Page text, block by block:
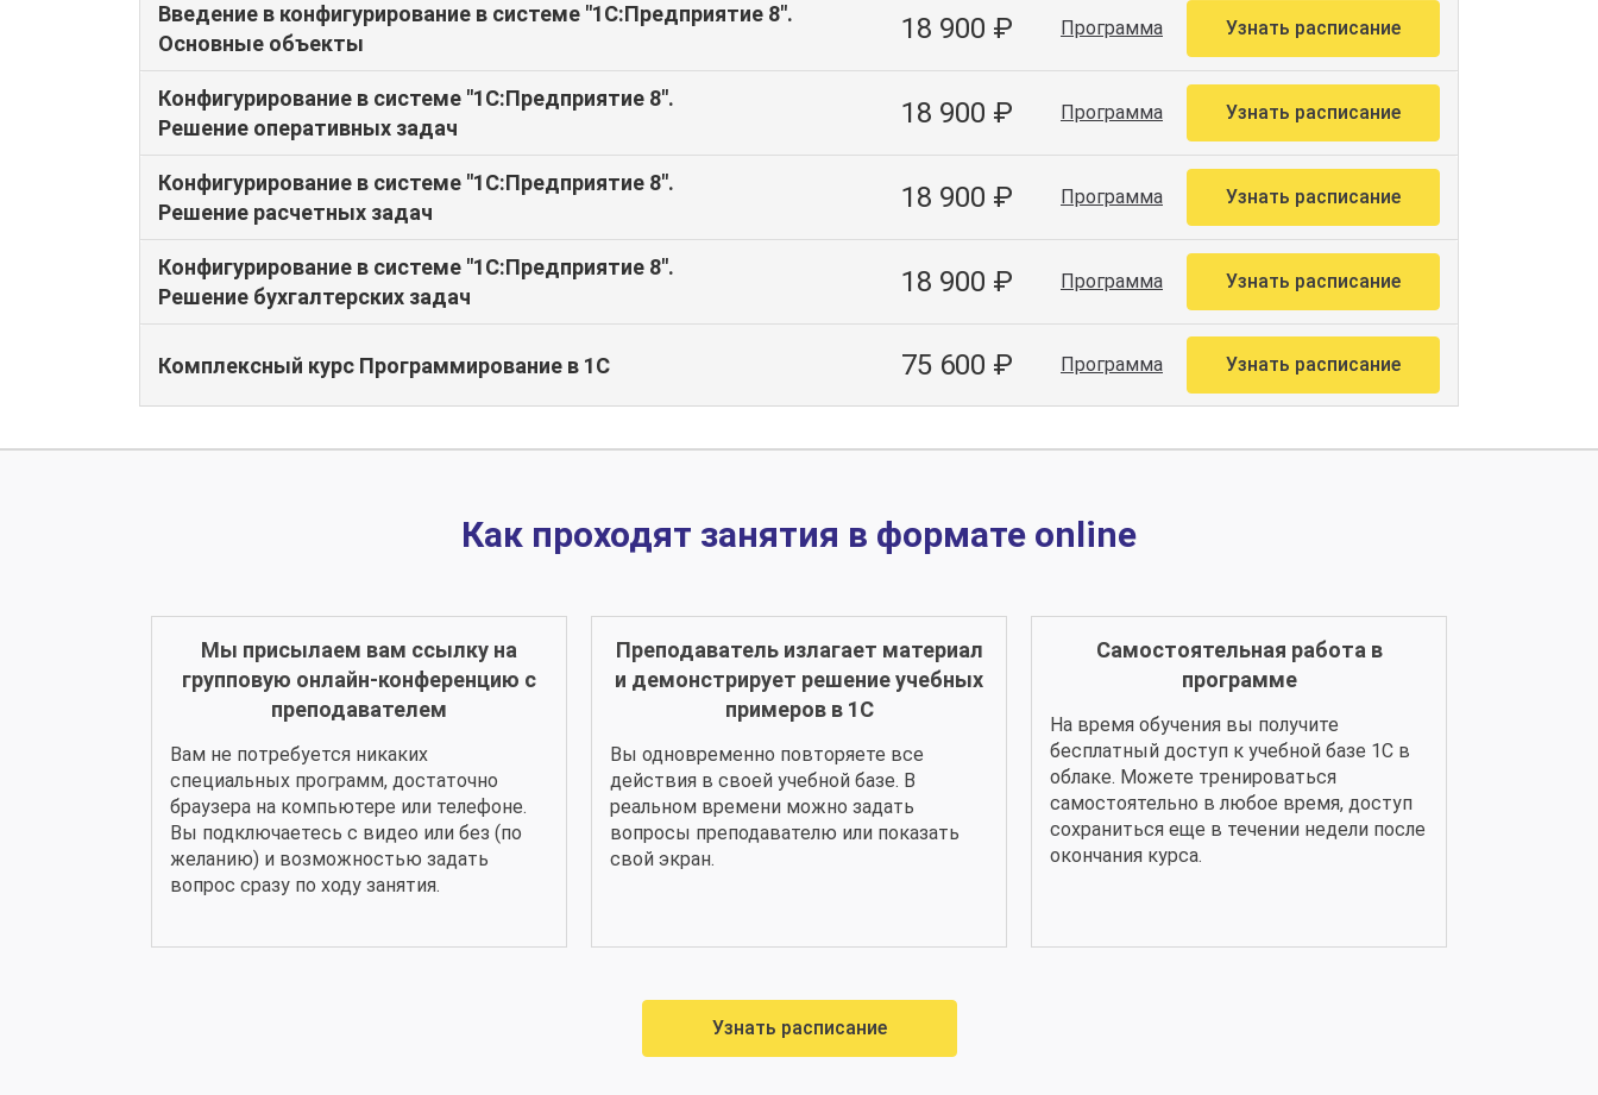
Введение в конфигурирование в системе "1С:Предприятие 8".
Основные объекты
18 900 ₽ Программа Узнать расписание
Конфигурирование в системе "1С:Предприятие 8".
Решение оперативных задач
18 900 ₽ Программа Узнать расписание
Конфигурирование в системе "1С:Предприятие 8".
Решение расчетных задач
18 900 ₽ Программа Узнать расписание
Конфигурирование в системе "1С:Предприятие 8".
Решение бухгалтерских задач
18 900 ₽ Программа Узнать расписание
Комплексный курс Программирование в 1С 75 600 ₽ Программа Узнать расписание
Как проходят занятия в формате online
Мы присылаем вам ссылку на
групповую онлайн-конференцию с
преподавателем
Вам не потребуется никаких
специальных программ, достаточно
браузера на компьютере или телефоне.
Вы подключаетесь с видео или без (по
желанию) и возможностью задать
вопрос сразу по ходу занятия.
Преподаватель излагает материал
и демонстрирует решение учебных
примеров в 1С
Вы одновременно повторяете все
действия в своей учебной базе. В
реальном времени можно задать
вопросы преподавателю или показать
свой экран.
Самостоятельная работа в
программе
На время обучения вы получите
бесплатный доступ к учебной базе 1С в
облаке. Можете тренироваться
самостоятельно в любое время, доступ
сохраниться еще в течении недели после
окончания курса.
Узнать расписание